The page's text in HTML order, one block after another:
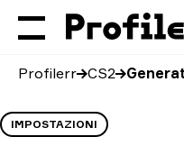
Profilerr CS2
IMPOSTAZIONI